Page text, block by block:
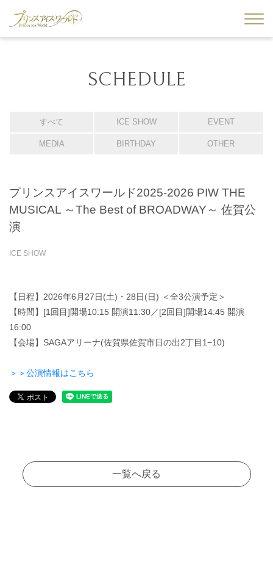
SCHEDULE
すべて ICE SHOW EVENT
MEDIA BIRTHDAY OTHER
プリンスアイスワールド2025-2026 PIW THE
MUSICAL ～The Best of BROADWAY～ 佐賀公
演
ICE SHOW
【日程】2026年6月27日(土)・28日(日) ＜全3公演予定＞
【時間】[1回目]開場10:15 開演11:30／[2回目]開場14:45 開演
16:00
【会場】SAGAアリーナ(佐賀県佐賀市日の出2丁目1−10)
＞＞公演情報はこちら
一覧へ戻る